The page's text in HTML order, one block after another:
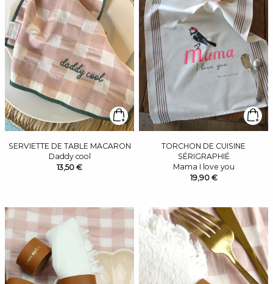
SERVIETTE DE TABLE MACARON
Daddy cool
13,50 €
TORCHON DE CUISINE
SÉRIGRAPHIÉ
Mama I love you
19,90 €